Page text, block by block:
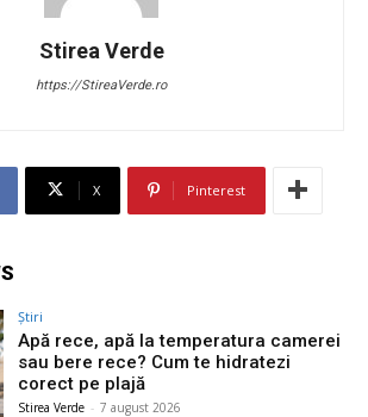
Stirea Verde
https://StireaVerde.ro
X Pinterest
Știri
Apă rece, apă la temperatura camerei
sau bere rece? Cum te hidratezi
corect pe plajă
Stirea Verde - 7 august 2026